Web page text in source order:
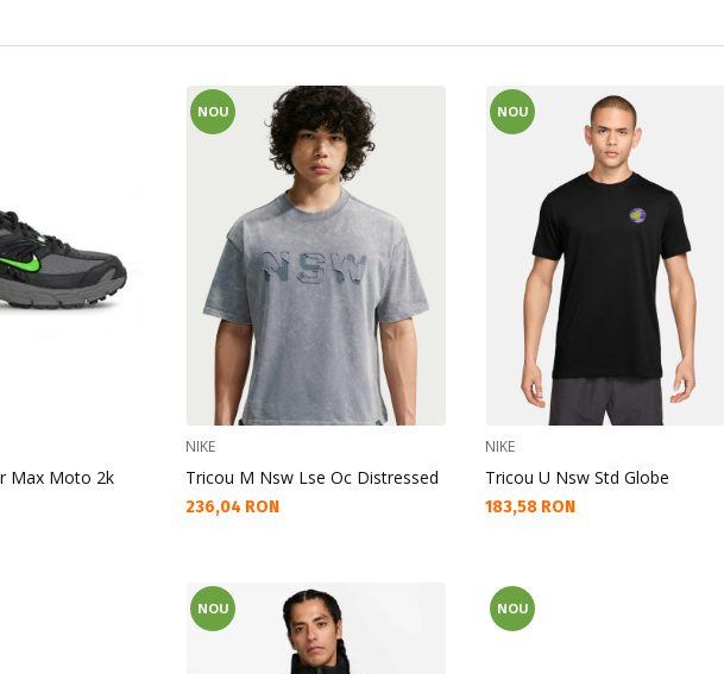
Max Moto 2k
NOU
NIKE
Tricou M Nsw Lse Oc Distressed
Текуща цена:
236,04 RON
NOU
NIKE
Tricou U Nsw Std Globe
Текуща цена:
183,58 RON
NOU NOU